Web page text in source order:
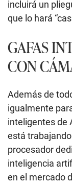
incluirá un
que lo hará
GAFAS
CON
Además de
igualmente
inteligentes de
está
procesador
inteligencia
en el mercado